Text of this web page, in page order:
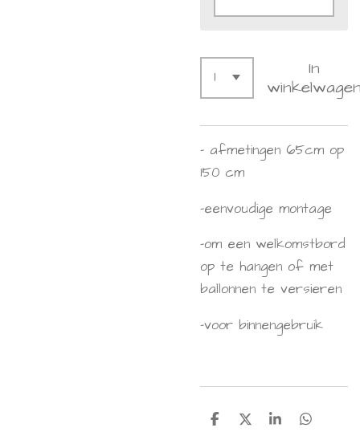
In
- afmetingen 65cm op
150 cm
-eenvoudige montage
-om een welkomstbord
op te hangen of met
ballonnen te versieren
-voor binnengebruik
D
D
S
D